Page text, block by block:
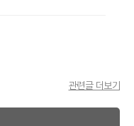
관련글 더보기